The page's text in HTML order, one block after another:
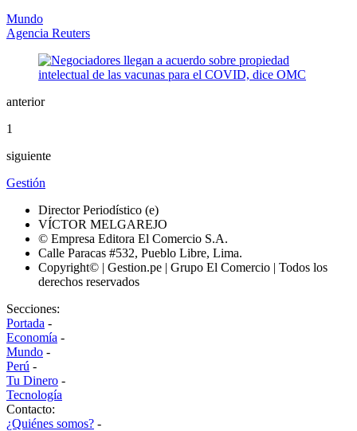
Mundo
Agencia Reuters
anterior
1
siguiente
Gestión
Director Periodístico (e)
VÍCTOR MELGAREJO
© Empresa Editora El Comercio S.A.
Calle Paracas #532, Pueblo Libre, Lima.
Copyright© | Gestion.pe | Grupo El Comercio | Todos los
derechos reservados
Secciones:
Portada -
Economía -
Mundo -
Perú -
Tu Dinero -
Tecnología
Contacto:
¿Quiénes somos? -